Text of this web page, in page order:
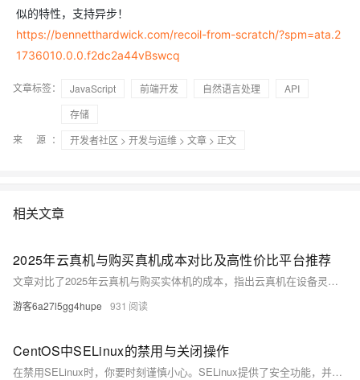
似的特性，支持异步！
https://bennetthardwick.com/recoil-from-scratch/?spm=ata.2
1736010.0.0.f2dc2a44vBswcq
文章标签： JavaScript 前端开发 自然语言处理
API
存储
来 源：
开发者社区 > 开发与运维 > 文章 > 正文
相关文章
2025年云真机与购买真机成本对比及高性价比平台推荐
文章对比了2025年云真机与购买实体机的成本，指出云真机在设备灵活性、批量部署和长期使用成本上更具优势，适合中高频测试场景。还介绍了主流云真机平台特点，给出筛选高性价比平台的逻辑及常见问题解答，助力企业按需选择。
游客6a27l5gg4hupe 931
CentOS中SELinux的禁用与关闭操作
在禁用SELinux时，你要时刻谨慎小心。SELinux提供了安全功能，并阻止了许多常见的网络攻击，关闭它可能会让你的系统置于风险之中。除非非常确定SELinux为你带来了不必要的麻烦，否则最好的选择往往是留着它，适当地调整和细化你的SELinux策略，来适应你的需求。